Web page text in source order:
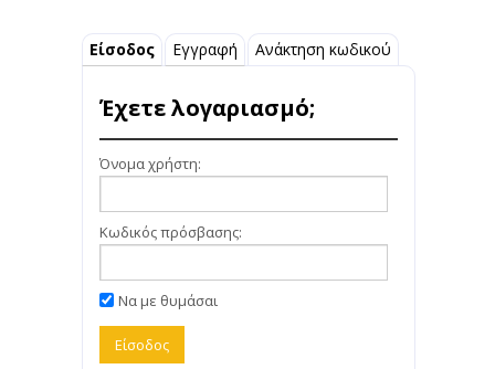
Είσοδος Εγγραφή Ανάκτηση κωδικού
Έχετε λογαριασμό;
Όνομα χρήστη:
Κωδικός πρόσβασης:
Να με θυμάσαι